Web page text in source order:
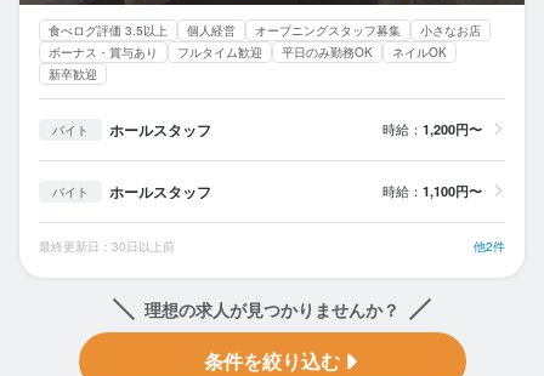
食べログ評価 3.5以上 個人経営 オープニングスタッフ募集
小さなお店
ボーナス・賞与あり
フルタイム歓迎 平日のみ勤務OK
ネイルOK
新卒歓迎
バイト ホールスタッフ 時給： 1,200円〜
バイト ホールスタッフ 時給： 1,100円〜
最終更新日：30日以上前 他2件
理想の求人が見つかりませんか？
条件を絞り込む